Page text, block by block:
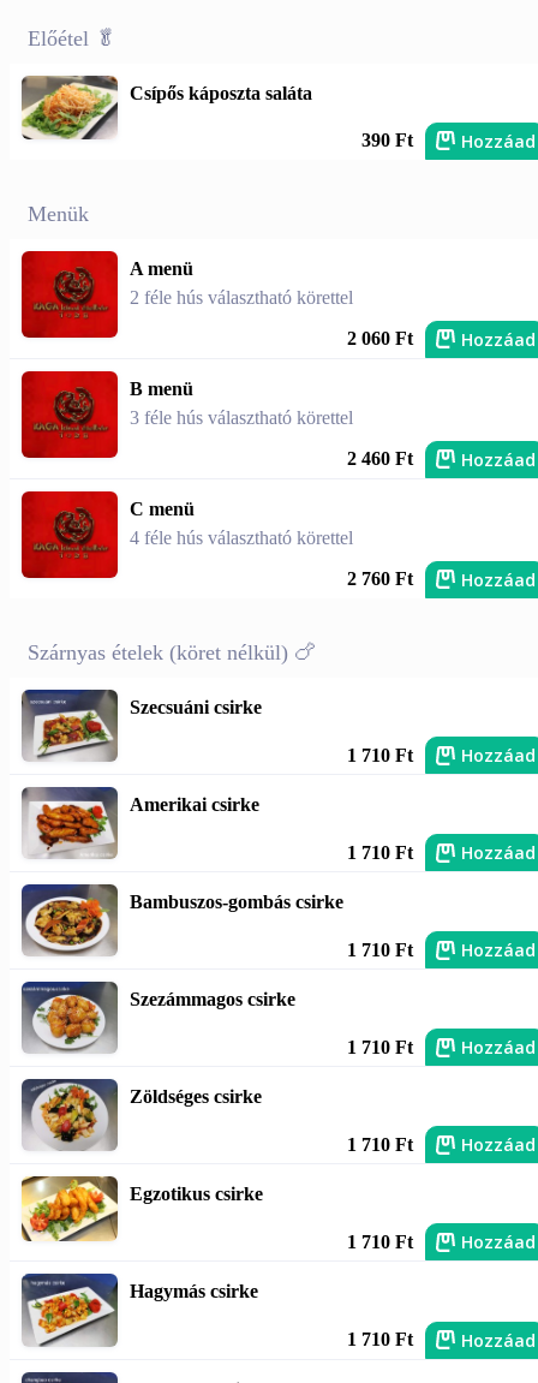
Előétel 🥬
Csípős káposzta saláta
390 Ft Hozzáad
Menük
A menü
2 féle hús választható körettel
2 060 Ft Hozzáad
B menü
3 féle hús választható körettel
2 460 Ft Hozzáad
C menü
4 féle hús választható körettel
2 760 Ft Hozzáad
Szárnyas ételek (köret nélkül) 🍗
Szecsuáni csirke
1 710 Ft Hozzáad
Amerikai csirke
1 710 Ft Hozzáad
Bambuszos-gombás csirke
1 710 Ft Hozzáad
Szezámmagos csirke
1 710 Ft Hozzáad
Zöldséges csirke
1 710 Ft Hozzáad
Egzotikus csirke
1 710 Ft Hozzáad
Hagymás csirke
1 710 Ft Hozzáad